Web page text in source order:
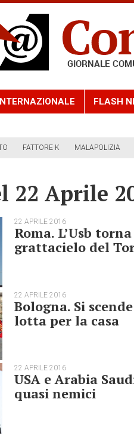
FLASH
FATTORE K MALAPOLIZIA
22 Aprile
22 APRILE 2016
Roma. L’Usb
grattacielo del
22 APRILE 2016
Bologna. Si
lotta per la casa
22 APRILE 2016
USA e Arabia
quasi nemici